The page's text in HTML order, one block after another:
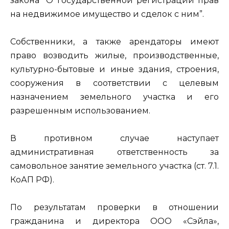
на недвижимое имущество и сделок с ним”.
Собственники, а также арендаторы имеют
право возводить жилые, производственные,
культурно-бытовые и иные здания, строения,
сооружения в соответствии с целевым
назначением земельного участка и его
разрешенным использованием.
В противном случае наступает
административная ответственность за
самовольное занятие земельного участка (ст. 7.1.
КоАП РФ).
По результатам проверки в отношении
гражданина и директора ООО «Сэйла»,